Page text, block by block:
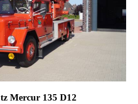
Mercur 135 D12